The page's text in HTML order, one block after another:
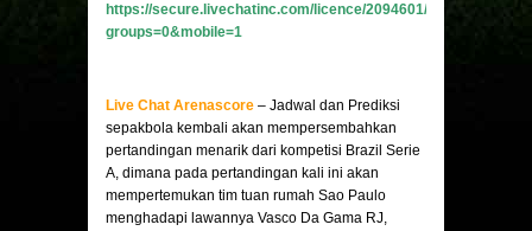
https://secure.livechatinc.com/licence/2094601/v2/
groups=0&mobile=1
Live Chat Arenascore – Jadwal dan Prediksi
sepakbola kembali akan mempersembahkan
pertandingan menarik dari kompetisi Brazil Serie
A, dimana pada pertandingan kali ini akan
mempertemukan tim tuan rumah Sao Paulo
menghadapi lawannya Vasco Da Gama RJ,